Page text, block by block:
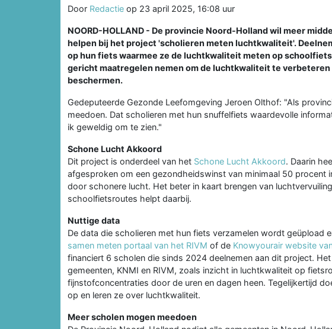
Door Redactie op 23 april 2025, 16:08 uur
NOORD-HOLLAND - De provincie Noord-Holland wil meer
helpen bij het project 'scholieren meten luchtkwaliteit'.
op hun fiets waarmee ze de luchtkwaliteit meten op
gericht maatregelen nemen om de luchtkwaliteit te
beschermen.
Gedeputeerde Gezonde Leefomgeving Jeroen Olthof: "Als
meedoen. Dat scholieren met hun snuffelfiets waardevolle
ik geweldig om te zien."
Schone Lucht Akkoord
Dit project is onderdeel van het Schone Lucht Akkoord. Daarin
afgesproken om een gezondheidswinst van minimaal 50 procent
door schonere lucht. Het beter in kaart brengen van
schoolfietsroutes helpt daarbij.
Nuttige data
De data die scholieren met hun fiets verzamelen wordt geüpload
samen meten portaal van het RIVM of de Knowyourair website
financiert 6 scholen die sinds 2024 deelnemen aan dit project.
gemeenten, KNMI en RIVM, zoals inzicht in luchtkwaliteit op
fijnstofconcentraties door de uren en dagen heen. Tegelijkertijd
op en leren ze over luchtkwaliteit.
Meer scholen mogen meedoen